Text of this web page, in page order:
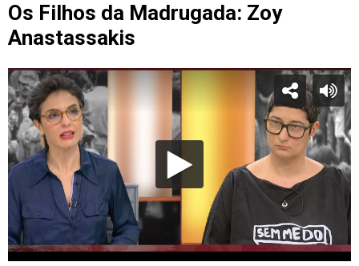
Os Filhos da Madrugada: Zoy
Anastassakis